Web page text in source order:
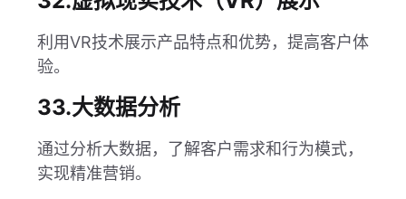
利用VR技术展示产品特点和优势，提高客户体
验。
33.大数据分析
通过分析大数据，了解客户需求和行为模式，
实现精准营销。